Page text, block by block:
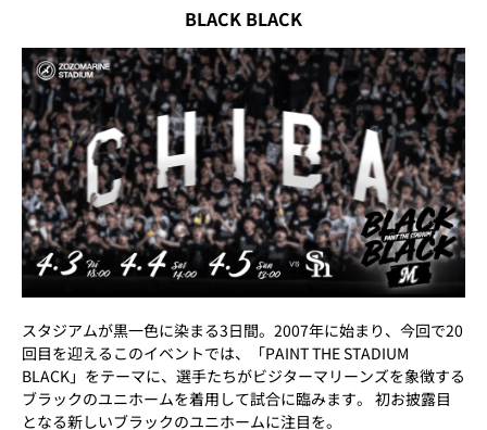
BLACK BLACK
スタジアムが黒一色に染まる3日間。2007年に始まり、今回で20
回目を迎えるこのイベントでは、「PAINT THE STADIUM
BLACK」をテーマに、選手たちがビジターマリーンズを象徴する
ブラックのユニホームを着用して試合に臨みます。 初お披露目
となる新しいブラックのユニホームに注目を。